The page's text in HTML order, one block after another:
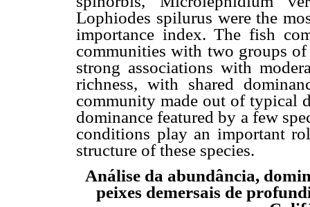
Lophiodes spilurus were the
importance index. The fish
communities with two groups of
strong associations with
richness, with shared
community made out of typical
dominance featured by a few
conditions play an important
structure of these species.
Análise da abundância,
peixes demersais de